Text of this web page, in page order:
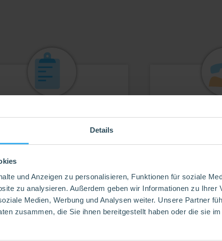
Details
und Anzeigen zu personalisieren, Funktionen für soziale
zu analysieren. Außerdem geben wir Informationen zu Ihrer
Medien, Werbung und Analysen weiter. Unsere Partner
zusammen, die Sie ihnen bereitgestellt haben oder die sie
Anleitungen, etc. zum
Ausdrucken
Wir